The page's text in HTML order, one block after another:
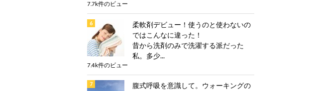
7.7k件のビュー
柔軟剤デビュー！使うのと使わないの
ではこんなに違った！
昔から洗剤のみで洗濯する派だった
私。多少...
7.4k件のビュー
腹式呼吸を意識して。ウォーキングの